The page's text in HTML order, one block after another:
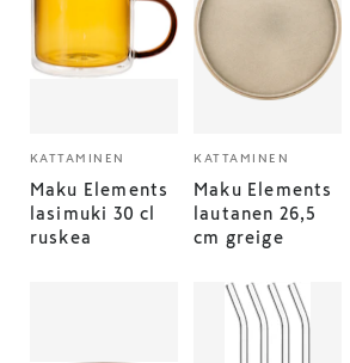
KATTAMINEN
Maku Elements
lasimuki 30 cl
ruskea
KATTAMINEN
Maku Elements
lautanen 26,5
cm greige